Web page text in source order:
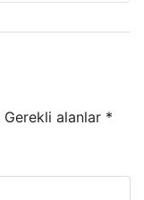
Gerekli alanlar *